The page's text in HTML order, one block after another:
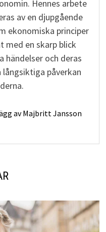
Hennes arbete
av en djupgående
ekonomiska principer
med en skarp blick
händelser och deras
påverkan
av Majbritt Jansson